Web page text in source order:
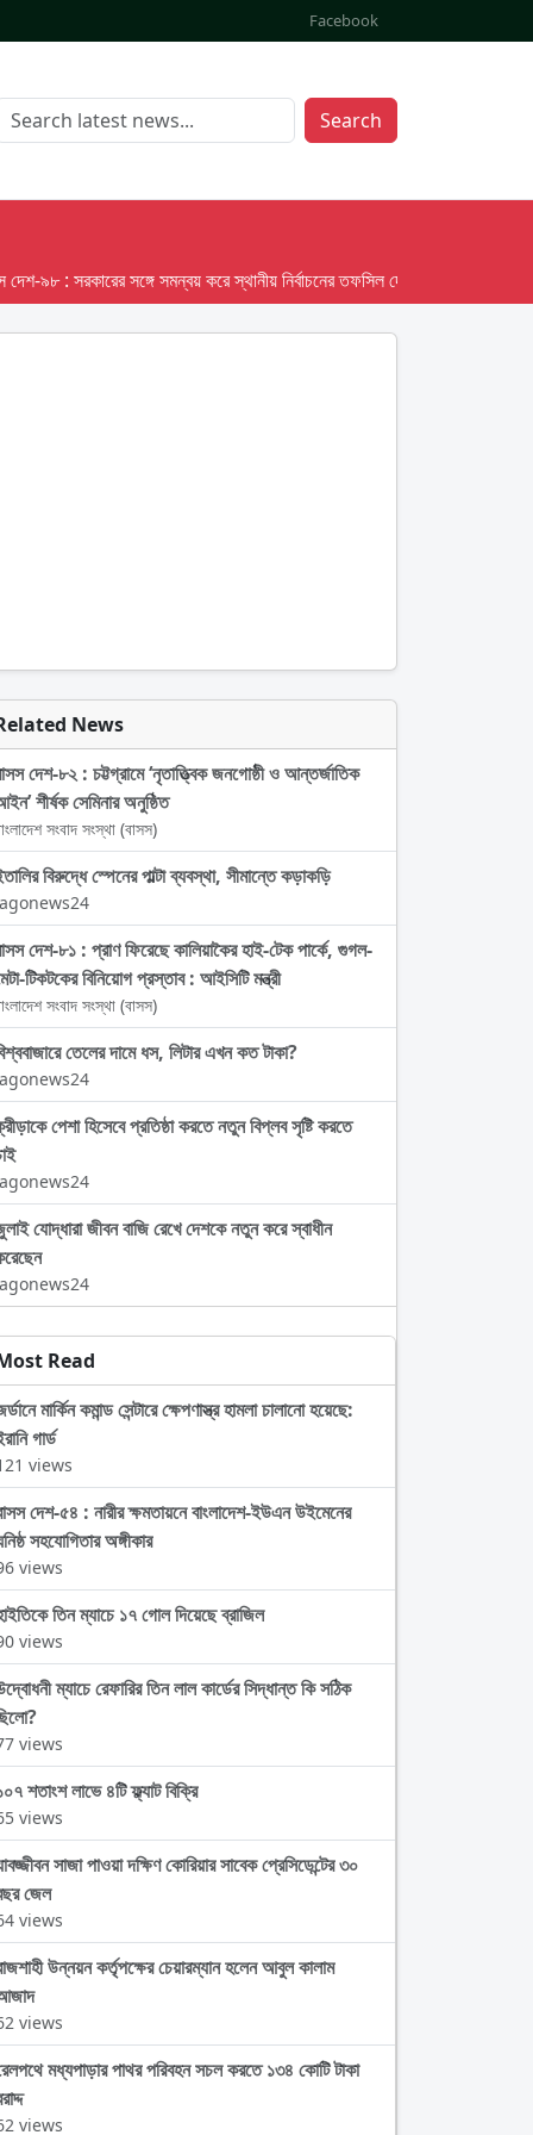
Facebook
Search
: সরকারের সঙ্গে সমন্বয় করে স্থানীয় নির্বাচনের তফসিল দেবে ইসি; অক্টোবর লক্ষ্য
News
দেশ-৮২ : চট্টগ্রামে ‘নৃতাত্ত্বিক জনগোষ্ঠী ও আন্তর্জাতিক
শীর্ষক সেমিনার অনুষ্ঠিত
সংবাদ সংস্থা (বাসস)
বিরুদ্ধে স্পেনের পাল্টা ব্যবস্থা, সীমান্তে কড়াকড়ি
দেশ-৮১ : প্রাণ ফিরেছে কালিয়াকৈর হাই-টেক পার্কে, গুগল-
টিকটকের বিনিয়োগ প্রস্তাব : আইসিটি মন্ত্রী
সংবাদ সংস্থা (বাসস)
তেলের দামে ধস, লিটার এখন কত টাকা?
পেশা হিসেবে প্রতিষ্ঠা করতে নতুন বিপ্লব সৃষ্টি করতে
যোদ্ধারা জীবন বাজি রেখে দেশকে নতুন করে স্বাধীন
Read
মার্কিন কমান্ড সেন্টারে ক্ষেপণাস্ত্র হামলা চালানো হয়েছে:
গার্ড
views
দেশ-৫৪ : নারীর ক্ষমতায়নে বাংলাদেশ-ইউএন উইমেনের
সহযোগিতার অঙ্গীকার
views
তিন ম্যাচে ১৭ গোল দিয়েছে ব্রাজিল
views
ম্যাচে রেফারির তিন লাল কার্ডের সিদ্ধান্ত কি সঠিক
views
শতাংশ লাভে ৪টি ফ্ল্যাট বিক্রি
views
সাজা পাওয়া দক্ষিণ কোরিয়ার সাবেক প্রেসিডেন্টের ৩০
জেল
views
উন্নয়ন কর্তৃপক্ষের চেয়ারম্যান হলেন আবুল কালাম
views
মধ্যপাড়ার পাথর পরিবহন সচল করতে ১৩৪ কোটি টাকা
views